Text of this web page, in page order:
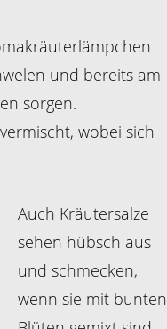
und bereits am
sorgen.
wobei sich
Auch Kräutersalze
sehen hübsch aus
und schmecken,
wenn sie mit bunten